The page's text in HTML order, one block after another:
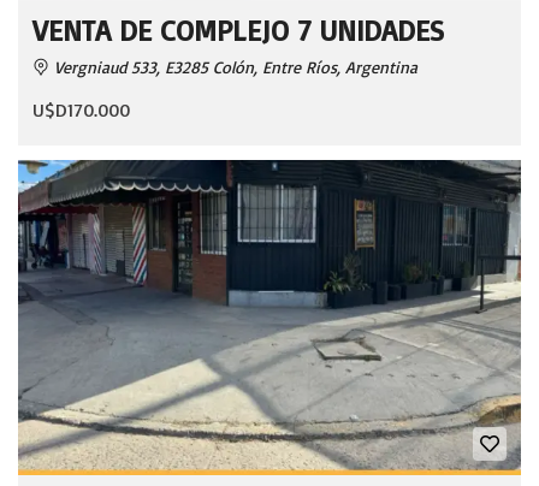
VENTA DE COMPLEJO 7 UNIDADES
Vergniaud 533, E3285 Colón, Entre Ríos, Argentina
U$D170.000